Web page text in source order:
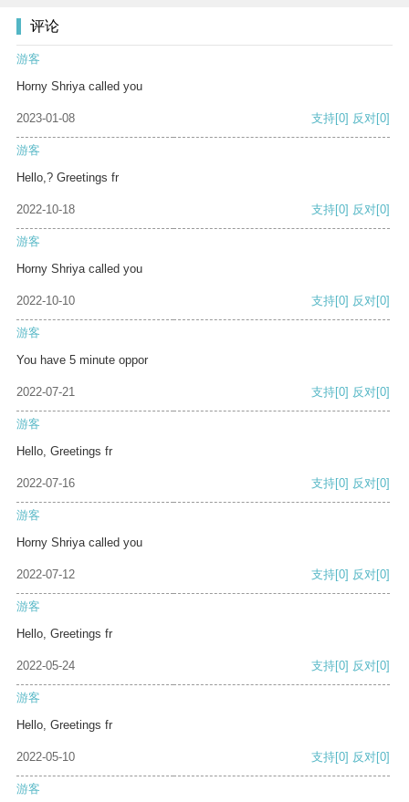
评论
游客
Horny Shriya called you
2023-01-08 支持[0] 反对[0]
游客
Hello,? Greetings fr
2022-10-18 支持[0] 反对[0]
游客
Horny Shriya called you
2022-10-10 支持[0] 反对[0]
游客
You have 5 minute oppor
2022-07-21 支持[0] 反对[0]
游客
Hello, Greetings fr
2022-07-16 支持[0] 反对[0]
游客
Horny Shriya called you
2022-07-12 支持[0] 反对[0]
游客
Hello, Greetings fr
2022-05-24 支持[0] 反对[0]
游客
Hello, Greetings fr
2022-05-10 支持[0] 反对[0]
游客